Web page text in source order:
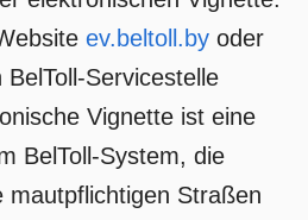
ev.beltoll.byoder
BelToll-Servicestelle
Vignette ist eine
BelToll-System, die
mautpflichtigen Straßen